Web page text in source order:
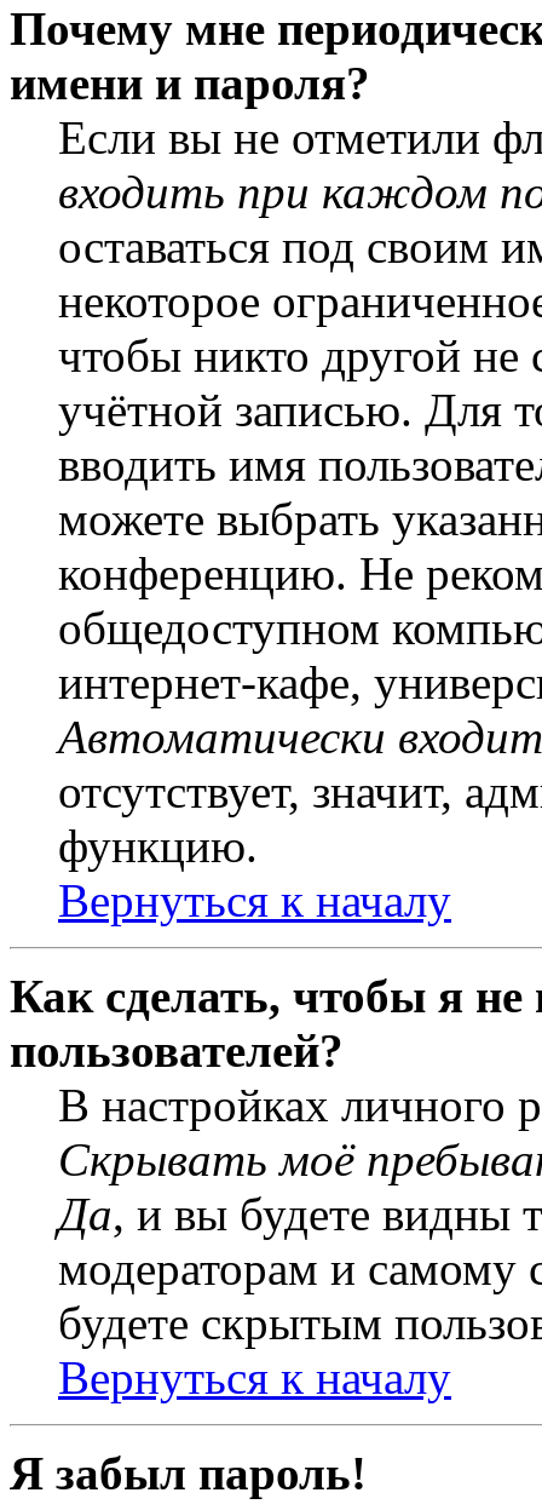
Почему мне
имени и пароля?
Если вы не отметили
входить при каждом
оставаться под своим
некоторое
чтобы никто другой не
учётной записью. Для
вводить имя
можете выбрать
конференцию. Не
общедоступном
интернет-кафе,
Автоматически
отсутствует, значит,
функцию.
Вернуться к началу
Как сделать, чтобы я
пользователей?
В настройках личного
Скрывать моё
Да, и вы будете видны
модераторам и самому
будете скрытым
Вернуться к началу
Я забыл пароль!